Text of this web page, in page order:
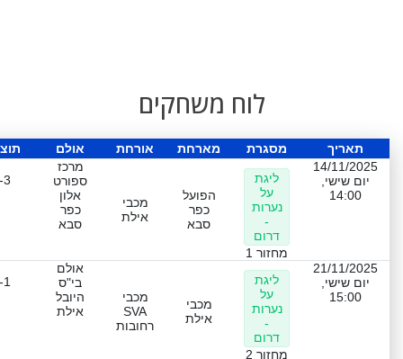
לוח משחקים
תאריך מסגרת מארחת אורחת אולם
14/11/2025
יום שישי,
14:00
ליגת
על
נערות
-
דרום
מחזור 1
הפועל
כפר
סבא
מכבי
אילת
מרכז
ספורט
אלון
כפר
סבא
3
21/11/2025
יום שישי,
15:00
ליגת
על
נערות
-
דרום
מחזור 2
מכבי
אילת
מכבי
SVA
רחובות
אולם
בי"ס
היובל
אילת